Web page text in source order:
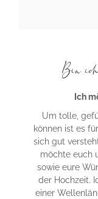
Bin
Ich
Um tolle,
können ist es
sich gut
möchte euch
sowie eure
der Hochzeit.
einer